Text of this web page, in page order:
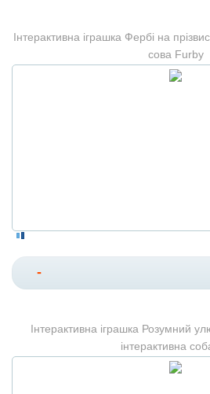
Інтерактивна іграшка Фербі на
сова Furby
-
Інтерактивна іграшка Розумний
інтерактивна